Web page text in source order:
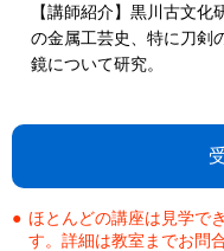
【講師紹介】黒川古文
の金属工芸史、特に刀剣
鏡について研究。
ほとんどの講座は見学で
す。詳細は教室までお問